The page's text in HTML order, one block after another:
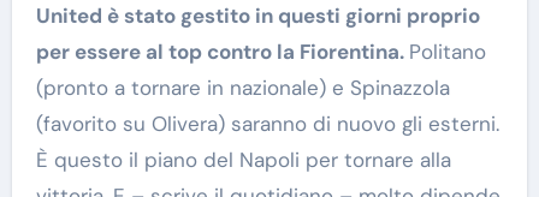
United è stato gestito in questi giorni proprio
per essere al top contro la Fiorentina. Politano
(pronto a tornare in nazionale) e Spinazzola
(favorito su Olivera) saranno di nuovo gli esterni.
È questo il piano del Napoli per tornare alla